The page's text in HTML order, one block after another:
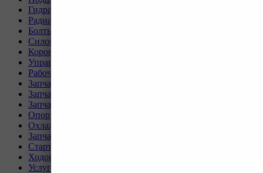
Гидравлическая система
Радиаторы для спецтехники
Болты и гайки для спецтехники
Силовая передача
Коронки, ножи, бокорезы для спецтехники
Управление и кабина оператора
Рабочее оборудование
Запчасти для техники SEM
Запчасти для техники XCMG
Запчасти для техники SANY
Опорно-поворотные круги
Охлаждающая система
Запчасти для буровых станков KAISHAN
Стартеры и генераторы разное
Ходовая часть для Liebherr
Услуги